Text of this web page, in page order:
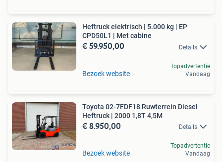
Heftruck elektrisch | 5.000 kg | EP
CPD50L1 | Met cabine
€ 59.950,00 Details
Bezoek website
Topadvertentie
Vandaag
Toyota 02-7FDF18 Ruwterrein Diesel
Heftruck | 2000 1,8T 4,5M
€ 8.950,00 Details
Bezoek website
Topadvertentie
Vandaag